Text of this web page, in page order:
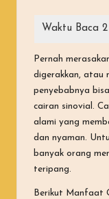
Pernah
digerakkan, atau
penyebabnya
cairan sinovial.
alami yang
dan nyaman.
banyak orang
teripang.
Berikut Manfaat